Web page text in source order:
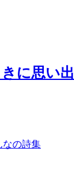
に思い
の詩集